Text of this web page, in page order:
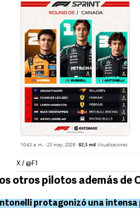
X / @F1
otros pilotos además de
protagonizó una intensa